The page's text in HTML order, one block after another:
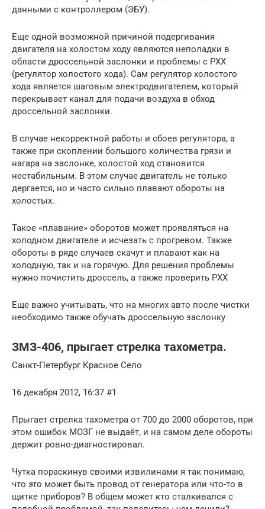
данными с контроллером (ЭБУ).
Еще одной возможной причиной подергивания
двигателя на холостом ходу являются неполадки в
области дроссельной заслонки и проблемы с РХХ
(регулятор холостого хода). Сам регулятор холостого
хода является шаговым электродвигателем, который
перекрывает канал для подачи воздуха в обход
дроссельной заслонки.
В случае некорректной работы и сбоев регулятора, а
также при скоплении большого количества грязи и
нагара на заслонке, холостой ход становится
нестабильным. В этом случае двигатель не только
дергается, но и часто сильно плавают обороты на
холостых.
Такое «плавание» оборотов может проявляться на
холодном двигателе и исчезать с прогревом. Также
обороты в ряде случаев скачут и плавают как на
холодную, так и на горячую. Для решения проблемы
нужно почистить дроссель, а также проверить РХХ
Еще важно учитывать, что на многих авто после чистки
необходимо также обучать дроссельную заслонку
ЗМЗ-406, прыгает стрелка тахометра.
Санкт-Петербург Красное Село
16 декабря 2012, 16:37 #1
Прыгает стрелка тахометра от 700 до 2000 оборотов, при
этом ошибок МОЗГ не выдаёт, и на самом деле обороты
держит ровно-диагностировал.
Чутка пораскинув своими извилинами я так понимаю,
что это может быть провод от генератора или что-то в
щитке приборов? В общем может кто сталкивался с